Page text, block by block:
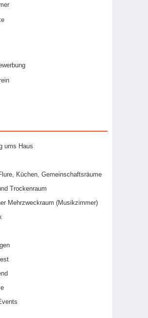
ums Haus
Küchen, Gemeinschaftsräume
Trockenraum
Mehrzweckraum (Musikzimmer)